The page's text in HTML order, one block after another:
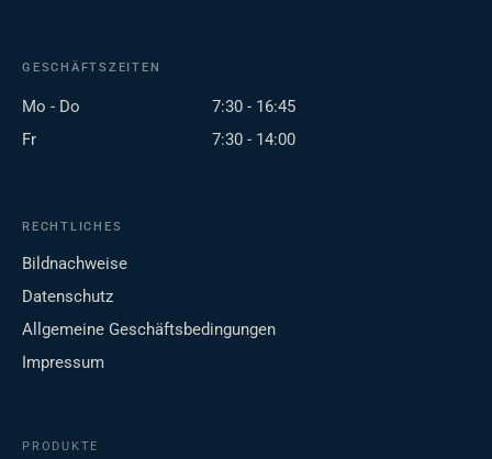
GESCHÄFTSZEITEN
Mo - Do
7:30 - 16:45
Fr
7:30 - 14:00
RECHTLICHES
Bildnachweise
Datenschutz
Allgemeine Geschäftsbedingungen
Impressum
PRODUKTE